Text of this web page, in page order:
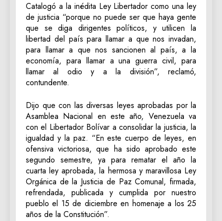
Catalogó a la inédita Ley Libertador como una ley
de justicia “porque no puede ser que haya gente
que se diga dirigentes políticos, y utilicen la
libertad del país para llamar a que nos invadan,
para llamar a que nos sancionen al país, a la
economía, para llamar a una guerra civil, para
llamar al odio y a la división”, reclamó,
contundente.
Dijo que con las diversas leyes aprobadas por la
Asamblea Nacional en este año, Venezuela va
con el Libertador Bolívar a consolidar la justicia, la
igualdad y la paz. “En este cuerpo de leyes, en
ofensiva victoriosa, que ha sido aprobado este
segundo semestre, ya para rematar el año la
cuarta ley aprobada, la hermosa y maravillosa Ley
Orgánica de la Justicia de Paz Comunal, firmada,
refrendada, publicada y cumplida por nuestro
pueblo el 15 de diciembre en homenaje a los 25
años de la Constitución”.